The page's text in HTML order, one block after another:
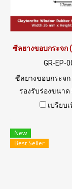
ซีลยางขอบกระจก
GR-EP-
ซีลยางขอบกระจก
รองรับร่องขนาด
2mm ยึดกระจก
ความชื้น สิ่งปนเปื้
เริ่มต้น 50 เมตร/ม้
เปรียบ
New
Best Seller